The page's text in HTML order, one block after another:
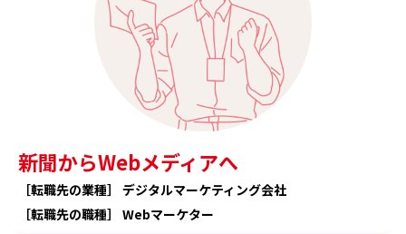
新聞からWebメディアへ
［転職先の業種］ デジタルマーケティング会社
［転職先の職種］ Webマーケター